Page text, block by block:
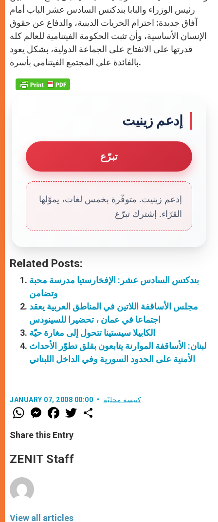
رئيس الوزراء والبابا بندكتس السادس عشر الباب أمام
آفاق جديدة: احترام الحريات الدينية، والدفاع عن حقوق
الإنسان الأساسية، وأن تثبت الحكومة الفيتنامية للعالم كله
قدرتها على الانفتاح على الجماعة الدولية، بشكل يعود
بالفائدة على المجتمع الفيتنامي بأسره.
إدعم زينيت
تبرّع
إدعم زينيت. متوفّرة بخمس لغات، يموّلها
القرّاء. إشترك تبرّع
Related Posts:
بندكتس السادس عشر: الإفخارستيا مدرسة محبة
وتضامن
مجلس الأساقفة اللاتين في المناطق العربية يعقد
اجتماعا في عمان ، تحضيرا للسينودس
الكابيلا سيستينا تتحول إلى مغارة حيّة
لبنان: الأساقفة الموارنة يتابعون بقلق تطوّر الأحداث
الأمنية على الحدود السورية وفي الداخل اللبناني
JANUARY 07, 2008 00:00 كنيسة محليّة
W
h
t
s
p
p
M
e
s
e
g
e
F
a
e
b
o
k
w
Share this Entry
ZENIT Staff
View all articles